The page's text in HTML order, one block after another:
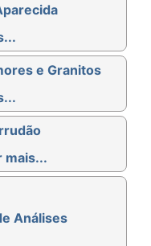
e Granitos
mais...
Análises